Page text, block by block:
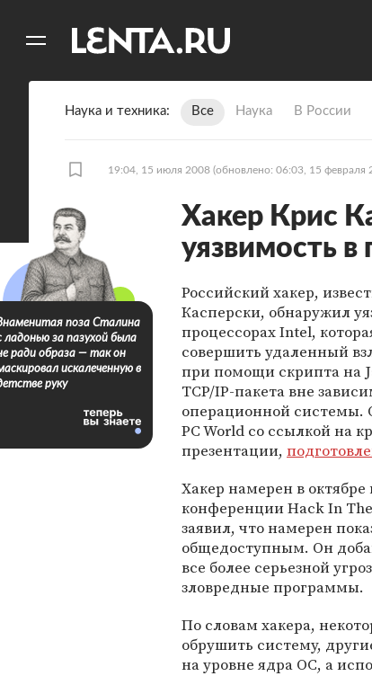
Наука и техника Все Наука В России
19:04, 15 июля 2008 (обновлено: 06:03, 15 февраля
Хакер Крис
уязвимость в
Российский хакер,
Касперски, обнаружил
процессорах Intel,
совершить удаленный
при помощи скрипта на
TCP/IP-пакета вне
операционной системы.
PC World со ссылкой на
презентации,
Хакер намерен в
конференции Hack In
заявил, что намерен
общедоступным. Он
все более серьезной
зловредные программы.
По словам хакера,
обрушить систему,
на уровне ядра ОС, а
поза Сталина
ладонью за пазухой была
ради образа — так он
искалеченную в
руку